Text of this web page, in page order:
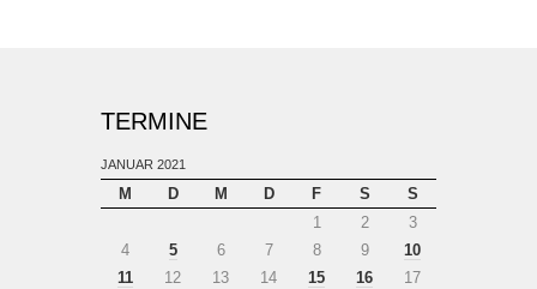
TERMINE
JANUAR 2021
M D M D F S
S
1
2
3
4
5 6 7 8 9
10
11
12 13 14 15 16 17